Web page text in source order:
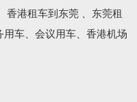
香港租车到东莞 、东莞租
车、会议用车、香港机场